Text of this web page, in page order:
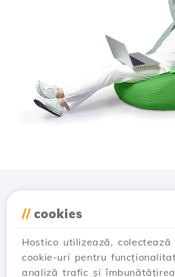
// cookies
Hostico utilizează, colectează
cookie-uri pentru
analiză trafic și